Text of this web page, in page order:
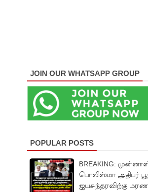
JOIN OUR WHATSAPP GROUP
POPULAR POSTS
BREAKING:
பொலிஸ்மா அதிபர்
ஜயசுந்தரவிற்கு